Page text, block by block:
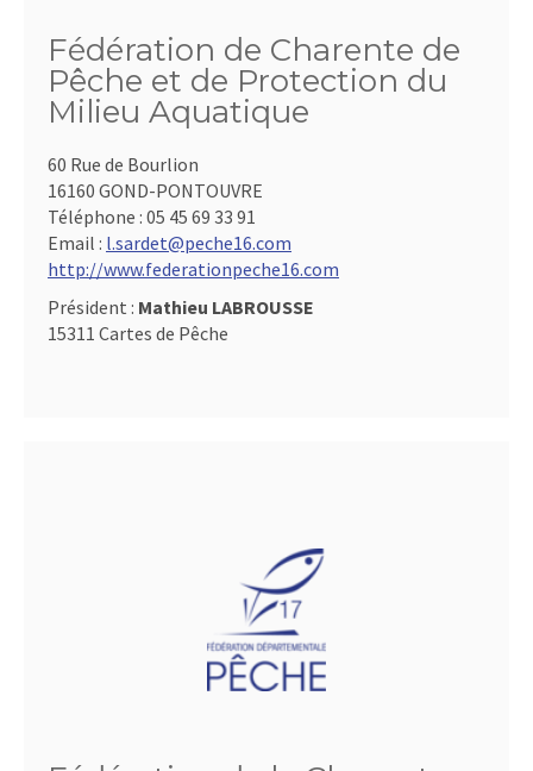
Fédération de Charente de
Pêche et de Protection du
Milieu Aquatique
60 Rue de Bourlion
16160 GOND-PONTOUVRE
Téléphone : 05 45 69 33 91
Email : l.sardet@peche16.com
http://www.federationpeche16.com
Président : Mathieu LABROUSSE
15311 Cartes de Pêche